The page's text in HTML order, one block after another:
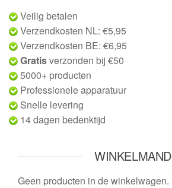
Veilig betalen
Verzendkosten NL: €5,95
Verzendkosten BE: €6,95
Gratisverzonden bij €50
5000+ producten
Professionele apparatuur
Snelle levering
14 dagen bedenktijd
WINKELMAND
Geen producten in de winkelwagen.